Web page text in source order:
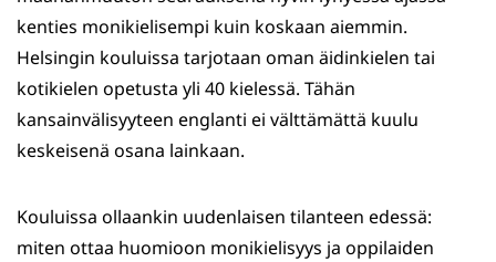
kenties monikielisempi kuin koskaan aiemmin.
Helsingin kouluissa tarjotaan oman äidinkielen tai
kotikielen opetusta yli 40 kielessä. Tähän
kansainvälisyyteen englanti ei välttämättä kuulu
keskeisenä osana lainkaan.
Kouluissa ollaankin uudenlaisen tilanteen edessä:
miten ottaa huomioon monikielisyys ja oppilaiden